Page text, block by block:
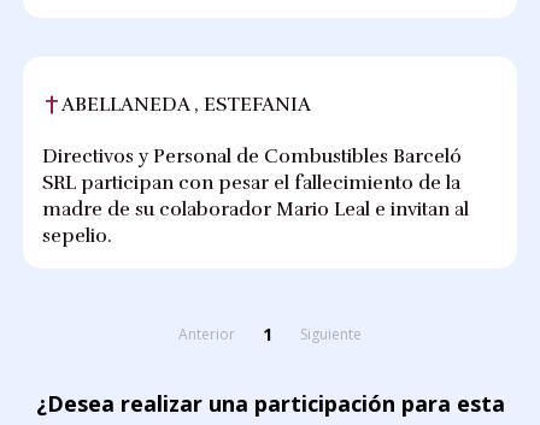
ABELLANEDA , ESTEFANIA
Directivos y Personal de Combustibles Barceló
SRL participan con pesar el fallecimiento de la
madre de su colaborador Mario Leal e invitan al
sepelio.
Anterior 1 Siguiente
¿Desea realizar una participación para esta